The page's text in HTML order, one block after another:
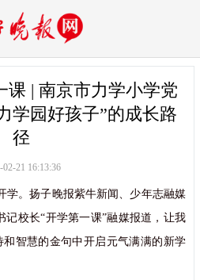
课 | 南京市力学小学党
学园好孩子”的成长路
径
02-21 16:13:36
学。扬子晚报紫牛新闻、少年志融媒
记校长“开学第一课”融媒报道，让我
智慧的金句中开启元气满满的新学